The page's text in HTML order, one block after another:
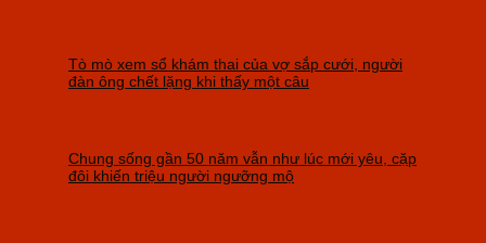
Tò mò xem sổ khám thai của vợ sắp cưới, người
đàn ông chết lặng khi thấy một câu
Chung sống gần 50 năm vẫn như lúc mới yêu, cặp
đôi khiến triệu người ngưỡng mộ